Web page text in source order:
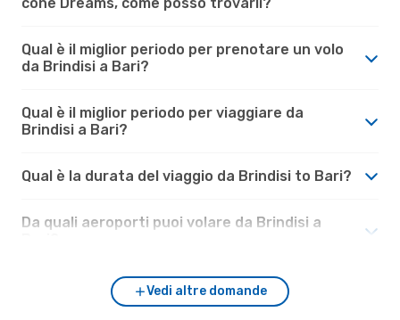
Qual è il miglior periodo per prenotare un volo
da Brindisi a Bari?
Qual è il miglior periodo per viaggiare da
Brindisi a Bari?
Qual è la durata del viaggio da Brindisi to Bari?
Da quali aeroporti puoi volare da Brindisi a
Vedi altre domande